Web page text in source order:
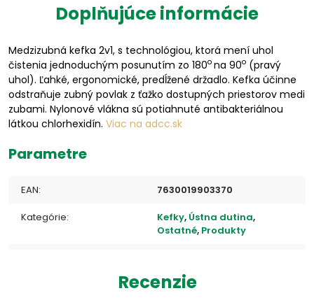
Doplňujúce informácie
Medzizubná kefka 2v1, s technológiou, ktorá mení uhol
čistenia jednoduchým posunutím zo 180o na 90o (pravý
uhol). Ľahké, ergonomické, predĺžené držadlo. Kefka účinne
odstraňuje zubný povlak z ťažko dostupných priestorov medi
zubami. Nylonové vlákna sú potiahnuté antibakteriálnou
látkou chlorhexidín. Viac na adcc.sk
Parametre
EAN: 7630019903370
Kategórie: Kefky, Ústna dutina,
Ostatné, Produkty
Recenzie